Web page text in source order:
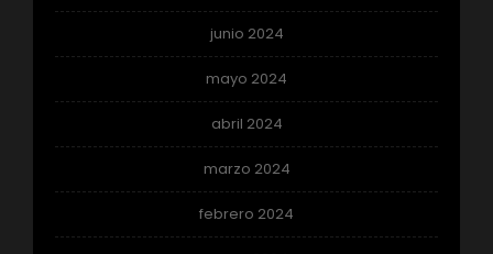
junio 2024
mayo 2024
abril 2024
marzo 2024
febrero 2024